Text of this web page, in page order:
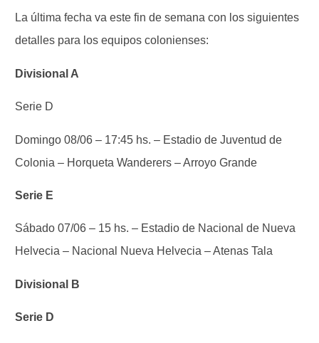
La última fecha va este fin de semana con los siguientes
detalles para los equipos colonienses:
Divisional A
Serie D
Domingo 08/06 – 17:45 hs. – Estadio de Juventud de
Colonia – Horqueta Wanderers – Arroyo Grande
Serie E
Sábado 07/06 – 15 hs. – Estadio de Nacional de Nueva
Helvecia – Nacional Nueva Helvecia – Atenas Tala
Divisional B
Serie D